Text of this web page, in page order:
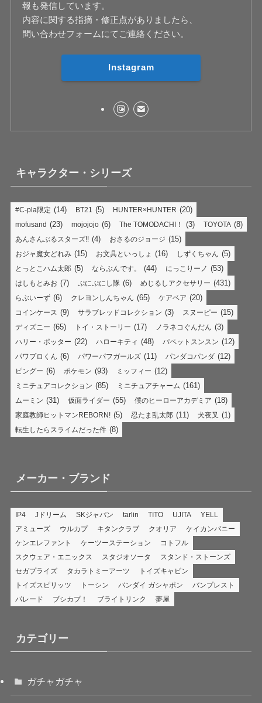
報も発信しています。
内容に関する指摘・修正点がありましたら、
問い合わせフォームにてご連絡ください。
Instagram
キャラクター・シリーズ
#C-pla限定 (14) BT21 (5) HUNTER×HUNTER (20)
mofusand (23) mojojojo (6) The TOMODACHI！ (3) TOYOTA (8)
あんさんぶるスターズ!! (4) おさるのジョージ (15)
おジャ魔女どれみ (15) お文具といっしょ (16) しずくちゃん (5)
とっとこハム太郎 (5) ならぶんです。 (44) にっこりーノ (53)
はしもとみお (7) ぷにぷにし隊 (6) めじるしアクセサリー (431)
らぶいーず (6) クレヨンしんちゃん (65) ケアベア (20)
コインケース (9) サラブレッドコレクション (3) スヌーピー (15)
ディズニー (65) トイ・ストーリー (17) ノラネコぐんだん (3)
ハリー・ポッター (22) ハローキティ (48) パペットスンスン (12)
パワプロくん (6) パワーパフガールズ (11) パンダコパンダ (12)
ピングー (6) ポケモン (93) ミッフィー (12)
ミニチュアコレクション (85) ミニチュアチャーム (161)
ムーミン (31) 仮面ライダー (55) 僕のヒーローアカデミア (18)
家庭教師ヒットマンREBORN! (5) 忍たま乱太郎 (11) 犬夜叉 (1)
転生したらスライムだった件 (8)
メーカー・ブランド
IP4 Jドリーム SKジャパン tarlin TITO UJITA
YELL
アミューズ
ウルカプ キタンクラブ クオリア
ケイカンパニー
ケンエレファント
ケーツーステーション
コトフル
スクウェア・エニックス
スタジオソータ
スタンド・ストーンズ
セガプライズ
タカラトミーアーツ
トイズキャビン
トイズスピリッツ
トーシン バンダイ ガシャポン
バンプレスト
パレード
ブシカプ！ ブライトリンク 夢屋
カテゴリー
ガチャガチャ